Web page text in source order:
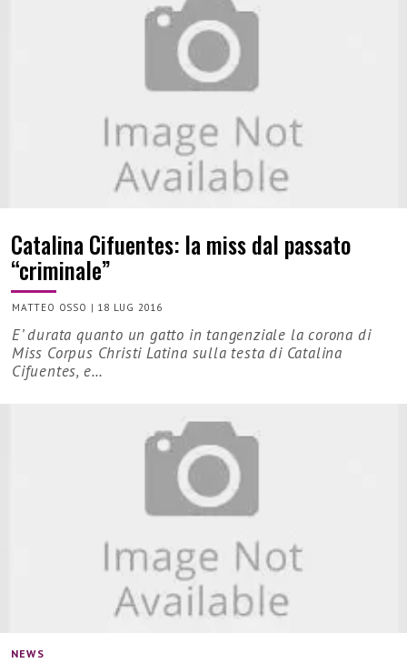
Catalina Cifuentes: la miss dal passato
“criminale”
MATTEO OSSO | 18 LUG 2016
E’ durata quanto un gatto in tangenziale la corona di
Miss Corpus Christi Latina sulla testa di Catalina
Cifuentes, e…
NEWS